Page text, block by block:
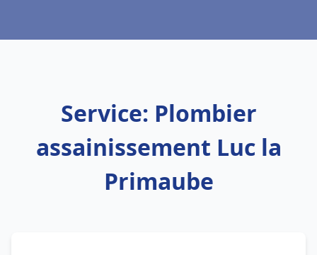
Service: Plombier
assainissement Luc la
Primaube